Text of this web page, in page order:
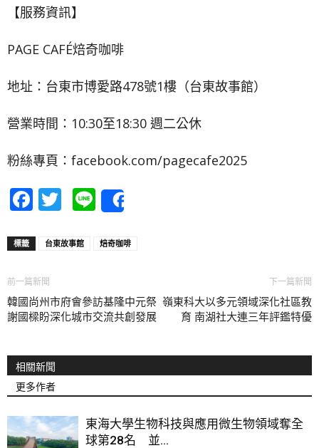
【服務資訊】
PAGE CAFÉ焙奇咖啡
地址：台東市博愛路478號1樓（台東故事館）
營業時間：10:30至18:30 週二公休
粉絲專頁：facebook.com/pagecafe2025
Facebook
Twitter
Line
標籤 台東故事館 焙奇咖啡
前一篇新聞
韓國尚州市府會參訪基隆中元祭
謝國樑盼深化城市交流共創發展
下一篇新聞
嶺東科大以多元領域深化社區教
育 南湖社大連三年評鑑特優
相關新聞
更多作者
東海大學生物科技與應用微生物領域奪全
球第28名 並...